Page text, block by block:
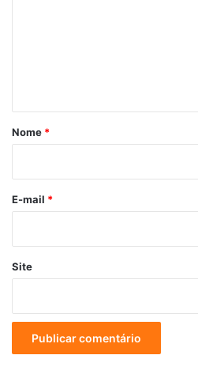
r
Nome *
E-mail *
Site